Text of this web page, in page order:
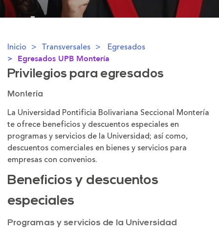
Inicio Transversales Egresados
Egresados UPB Montería
Privilegios para egresados
Montería
La Universidad Pontificia Bolivariana Seccional Montería
te ofrece beneficios y descuentos especiales en
programas y servicios de la Universidad; así como,
descuentos comerciales en bienes y servicios para
empresas con convenios.
Beneficios y descuentos
especiales
Programas y servicios de la Universidad